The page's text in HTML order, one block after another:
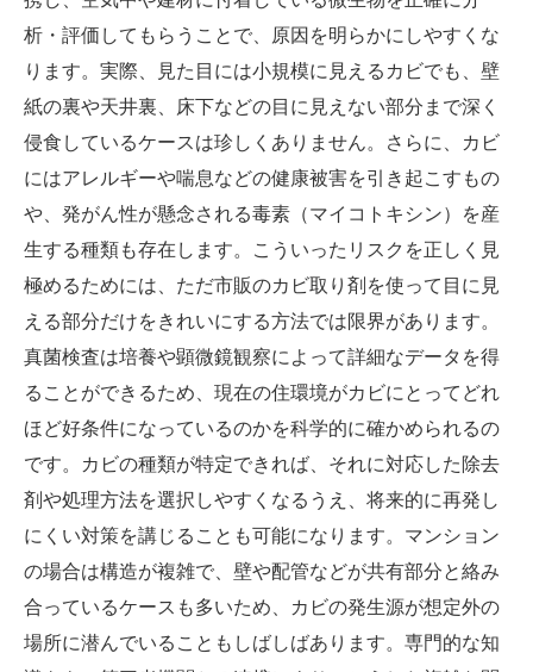
析・評価してもらうことで、原因を明らかにしやすくな
ります。実際、見た目には小規模に見えるカビでも、壁
紙の裏や天井裏、床下などの目に見えない部分まで深く
侵食しているケースは珍しくありません。さらに、カビ
にはアレルギーや喘息などの健康被害を引き起こすもの
や、発がん性が懸念される毒素（マイコトキシン）を産
生する種類も存在します。こういったリスクを正しく見
極めるためには、ただ市販のカビ取り剤を使って目に見
える部分だけをきれいにする方法では限界があります。
真菌検査は培養や顕微鏡観察によって詳細なデータを得
ることができるため、現在の住環境がカビにとってどれ
ほど好条件になっているのかを科学的に確かめられるの
です。カビの種類が特定できれば、それに対応した除去
剤や処理方法を選択しやすくなるうえ、将来的に再発し
にくい対策を講じることも可能になります。マンション
の場合は構造が複雑で、壁や配管などが共有部分と絡み
合っているケースも多いため、カビの発生源が想定外の
場所に潜んでいることもしばしばあります。専門的な知